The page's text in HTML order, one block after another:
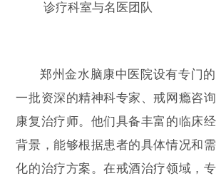
诊疗科室与名医团队
郑州金水脑康中医院设有专门
一批资深的精神科专家、戒网瘾咨
康复治疗师。他们具备丰富的临床
背景，能够根据患者的具体情况和
化的治疗方案。在戒酒治疗领域，